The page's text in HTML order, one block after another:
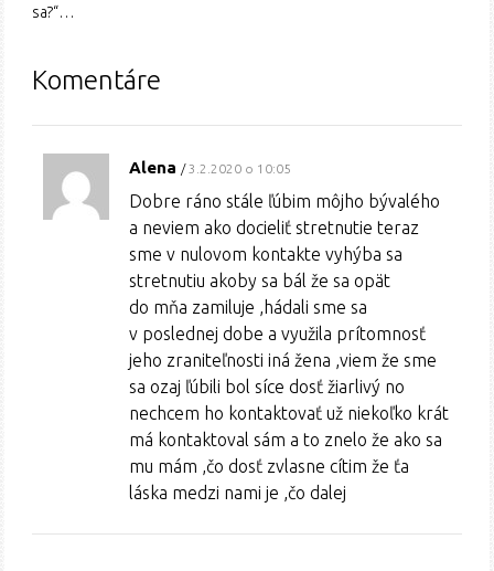
sa?“…
Komentáre
Alena 3.2.2020 o 10:05
Dobre ráno stále ľúbim môjho bývalého
a neviem ako docieliť stretnutie teraz
sme v nulovom kontakte vyhýba sa
stretnutiu akoby sa bál že sa opät
do mňa zamiluje ,hádali sme sa
v poslednej dobe a využila prítomnosť
jeho zraniteľnosti iná žena ,viem že sme
sa ozaj ľúbili bol síce dosť žiarlivý no
nechcem ho kontaktovať už niekoľko krát
má kontaktoval sám a to znelo že ako sa
mu mám ,čo dosť zvlasne cítim že ťa
láska medzi nami je ,čo dalej